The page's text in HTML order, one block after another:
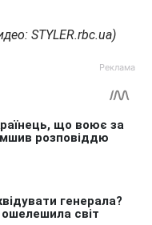
STYLER.rbc.ua)